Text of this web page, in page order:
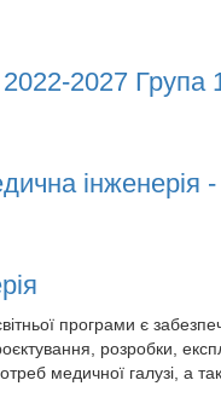
2027 Група
інженерія
програми є
розробки,
медичної галузі, а